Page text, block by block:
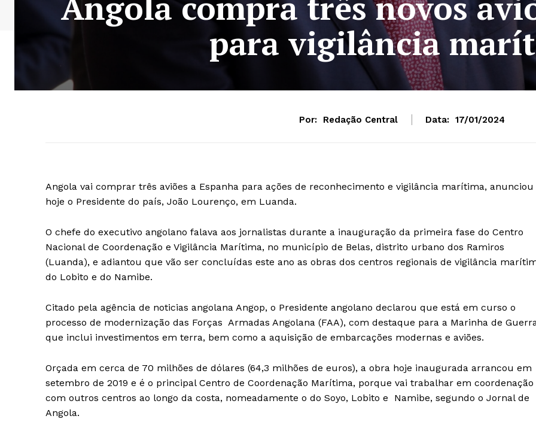
para vigilância
Por: Redação Central Data: 17/01/2024
Angola vai comprar três aviões a Espanha para ações de reconhecimento e vigilância marítima, anunciou
hoje o Presidente do país, João Lourenço, em Luanda.
O chefe do executivo angolano falava aos jornalistas durante a inauguração da primeira fase do Centro
Nacional de Coordenação e Vigilância Marítima, no município de Belas, distrito urbano dos Ramiros
(Luanda), e adiantou que vão ser concluídas este ano as obras dos centros regionais de vigilância
do Lobito e do Namibe.
Citado pela agência de noticias angolana Angop, o Presidente angolano declarou que está em curso o
processo de modernização das Forças Armadas Angolana (FAA), com destaque para a Marinha de
que inclui investimentos em terra, bem como a aquisição de embarcações modernas e aviões.
Orçada em cerca de 70 milhões de dólares (64,3 milhões de euros), a obra hoje inaugurada arrancou em
setembro de 2019 e é o principal Centro de Coordenação Marítima, porque vai trabalhar em coordenação
com outros centros ao longo da costa, nomeadamente o do Soyo, Lobito e Namibe, segundo o Jornal de
Angola.